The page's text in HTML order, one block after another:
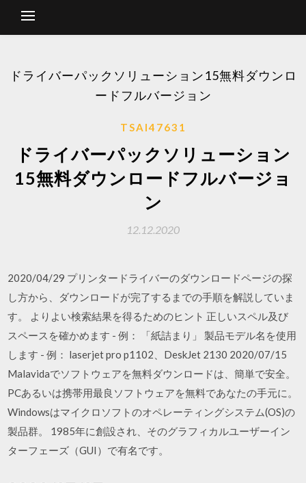
ドライバーパックソリューション15無料ダウンロ
ードフルバージョン
TSAI47631
ドライバーパックソリューション
15無料ダウンロードフルバージョ
ン
12.12.2020
2020/04/29 プリンタードライバーのダウンロードページの探
し方から、ダウンロードが完了するまでの手順を解説していま
す。 よりよい検索結果を得るためのヒント 正しいスペル及び
スペースを確かめます - 例： 「紙詰まり」 製品モデル名を使用
します - 例： laserjet pro p1102、DeskJet 2130 2020/07/15
Malavidaでソフトウェアを無料ダウンロードは、簡単で安全。
PCあるいは携帯用最良ソフトウェアを無料であなたの手元に。
Windowsはマイクロソフトのオペレーティングシステム(OS)の
製品群。 1985年に創設され、そのグラフィカルユーザーイン
ターフェーズ（GUI）で有名です。